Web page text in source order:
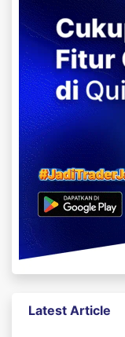
Latest Article